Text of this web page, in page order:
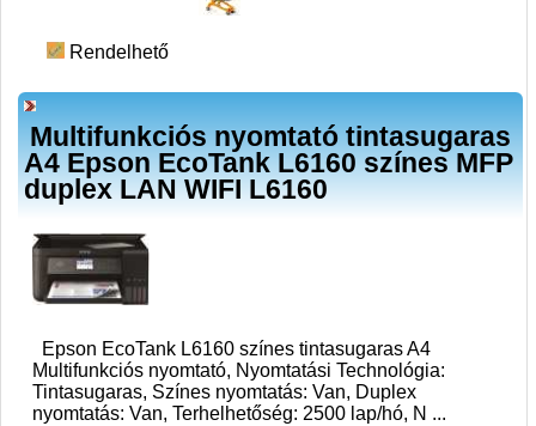
Rendelhető
Multifunkciós nyomtató tintasugaras
A4 Epson EcoTank L6160 színes MFP
duplex LAN WIFI L6160
Epson EcoTank L6160 színes tintasugaras A4
Multifunkciós nyomtató, Nyomtatási Technológia:
Tintasugaras, Színes nyomtatás: Van, Duplex
nyomtatás: Van, Terhelhetőség: 2500 lap/hó, N ...